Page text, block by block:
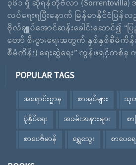
၃၆၁ ရှိ ဆိုရန်တိုဗီလာ
လပ်ရေးရပြီးနောက် မြန်မာနိုင်ငံပ
ဗိုလ်ချူပ်အောင်ဆန်းခေါင်းဆောင်၍ “ပ
တော် စီးပွားရေးအတွက် နှစ်နှစ်စီမံကိ
စီမံကိန်း) ရေးဆွဲရေး” ကွန်ဖရင့်တစ်ခု
POPULAR TAGS
အရောင်းဌာန စာအုပ်များ
သု
ပုံနှိပ်ရေး
အခမ်းအနားများ
စ
စာပေဗိမာန်
ရွှေသွေး စာပေရ